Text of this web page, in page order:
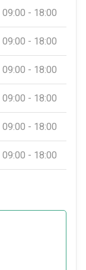
09:00 - 18:00
09:00 - 18:00
09:00 - 18:00
09:00 - 18:00
09:00 - 18:00
09:00 - 18:00